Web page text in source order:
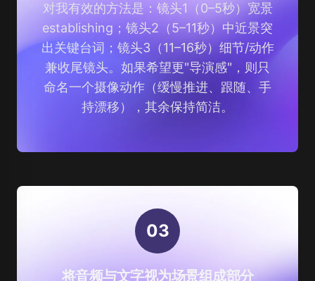
对我有效的方法是：镜头1（0–5秒）宽景
establishing；镜头2（5–11秒）中近景突
出关键台词；镜头3（11–16秒）细节/动作
兼收尾镜头。如果希望更"导演感"，则只
命名一个摄像动作（缓慢推进、跟随、手
持漂移），其余保持简洁。
03
将音频与文字视为场景组成部分